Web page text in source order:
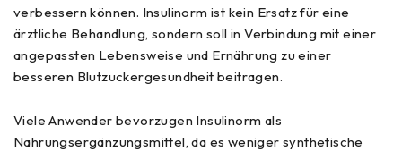
verbessern können. Insulinorm ist kein Ersatz für eine
ärztliche Behandlung, sondern soll in Verbindung mit einer
angepassten Lebensweise und Ernährung zu einer
besseren Blutzuckergesundheit beitragen.
Viele Anwender bevorzugen Insulinorm als
Nahrungsergänzungsmittel, da es weniger synthetische